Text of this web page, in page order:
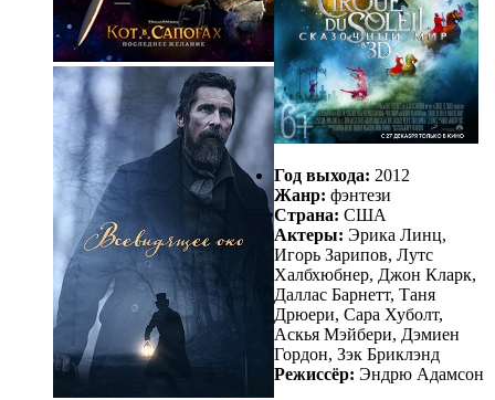
Год выхода: 2012
Жанр: фэнтези
Страна: США
Актеры: Эрика Линц,
Игорь Зарипов, Лутс
Халбхюбнер, Джон Кларк,
Даллас Барнетт, Таня
Дрюери, Сара Хуболт,
Аскья Мэйбери, Дэмиен
Гордон, Зэк Бриклэнд
Режиссёр: Эндрю Адамсон